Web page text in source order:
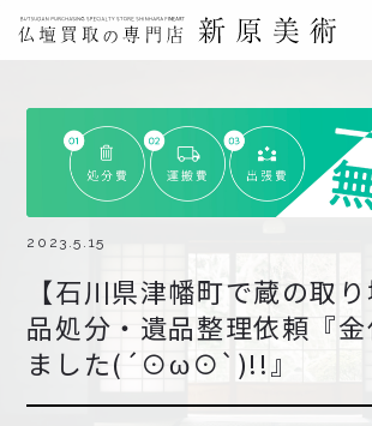
仏壇買取サービス
買取ステップ・お仏壇処分の流れ
ブログ
北陸三県外の方
よくあるご質問
2023.5.15
【石川県津幡町で蔵の取
品処分・遺品整理依頼『
ました(´⊙ω⊙`)!!』